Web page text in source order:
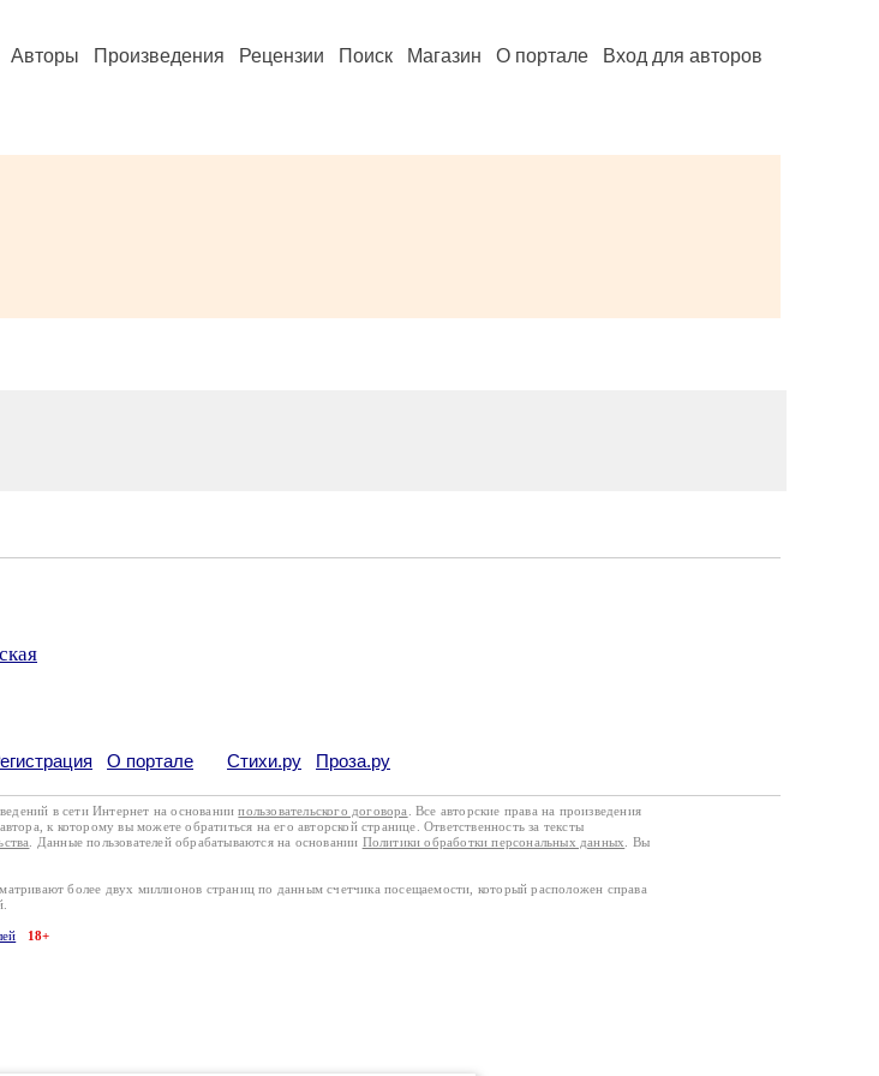
Авторы Произведения Рецензии Поиск Магазин О портале Вход для авторов
О портале Стихи.ру Проза.ру
в сети Интернет на основаниипользовательского договора
. Все авторские права на произведения
к которому вы можете обратиться на его авторской странице. Ответственность за тексты
. Данные пользователей обрабатываются на основании Политики обработки персональных данных
. Вы
более двух миллионов страниц по данным счетчика посещаемости, который расположен справа
18+